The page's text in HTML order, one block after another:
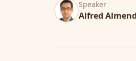
Speaker
Alfred